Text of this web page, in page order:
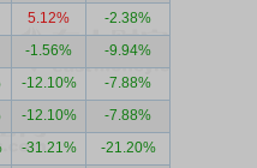
5.12%
-2.38%
-1.56%
-9.94%
-12.10%
-7.88%
-12.10%
-7.88%
-31.21%
-21.20%